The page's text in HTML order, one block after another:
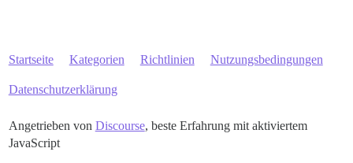
Startseite Kategorien Richtlinien Nutzungsbedingungen
Datenschutzerklärung
Angetrieben von Discourse, beste Erfahrung mit aktiviertem
JavaScript